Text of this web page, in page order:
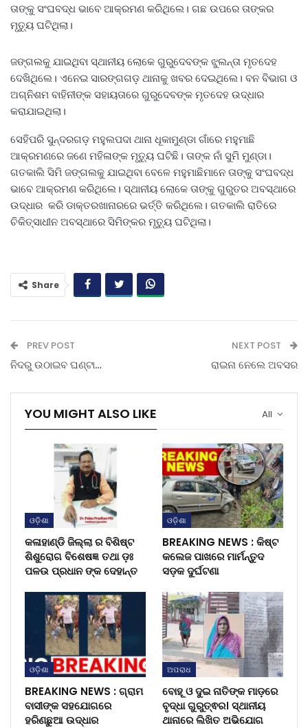
ତାଙ୍କୁ ସଂଘବଦ୍ଧ ଭାବେ ଆକ୍ରମଣ କରିଥିଲେ। ଗଛ ଉପରେ ତାଙ୍କର
ମୃତ୍ୟୁ ଘଟିଥିଲା।
ଜଙ୍ଗଲକୁ ଯାଇଥିବା ସ୍ଥାନୀୟ ଲୋକେ ଗୁରୁଦେବଙ୍କ ଝୁଲନ୍ତା ମୃତଦେହ
ଦେଖିଥିଲେ। ଏନେଇ ସାରଙ୍ଗଗଡ଼ ଥାନାକୁ ଖବର ଦେଇଥିଲେ। ବନ ବିଭାଗ ଓ
ଅଗ୍ନିଶମ ବାହିନୀଙ୍କ ସହାୟତାରେ ଗୁରୁଦେବଙ୍କ ମୃତଦେହ ଉଦ୍ଧାର
କରାଯାଇଥିଲା।
ସେହିପରି ସୁନ୍ଦରଗଡ଼ ମହୁଲପଦା ଥାନା ଧୂକାମୁଣ୍ଡା ଗାଁରେ ମହୁମାଛି
ଆକ୍ରମଣରେ ଜଣେ ମହିଳାଙ୍କ ମୃତ୍ୟୁ ଘଟିଛି। ତାଙ୍କ ନାଁ ସୁମି ମୁଣ୍ଡା।
ଗତକାଲି ସିମି ଜଙ୍ଗଲକୁ ଯାଇଥିବା ବେଳେ ମହୁମାଛିମାନେ ତାଙ୍କୁ ସଂଘବଦ୍ଧ
ଭାବେ ଆକ୍ରମଣ କରିଥିଲେ। ସ୍ଥାନୀୟ ଲୋକେ ତାଙ୍କୁ ଗୁରୁତର ଅବସ୍ଥାରେ
ଉଦ୍ଧାର କରି ଡାକ୍ତରଖାନାରରେ ଭର୍ତ୍ତି କରିଥିଲେ। ଗତକାଲି ରାତିରେ
ଚିକିତ୍ସାଧୀନ ଅବସ୍ଥାରେ ସିମିଙ୍କର ମୃତ୍ୟୁ ଘଟିଥିଲା।
Share
PREV POST
ନିଦରୁ ଉଠାଇବ ଘଣ୍ଟା…
NEXT POST
ରାଇନା ନେଲେ ଅବସର
All
YOU MIGHT ALSO LIKE
ଓଡ଼ିଶା
କଳାହାଣ୍ଡି ଜିଲ୍ଲା ର ବିଶିଷ୍ଟ
ଶିଶୁରୋଗ ବିଶେଷଜ୍ଞ ତଥା ଡ଼ଃ
ପଳଉ ପ୍ରଧାନ ଙ୍କ ଦେହାନ୍ତ
ଓଡ଼ିଶା
BREAKING NEWS : କିଷ୍ଟ
କଲେଜ ପାଖରେ ମାର୍ମନ୍ତୁଦ
ସଡ଼କ ଦୁର୍ଘଟଣା
ଓଡ଼ିଶା
BREAKING NEWS : ଗ୍ରାମ
ବାସୀଙ୍କ ସହଯୋଗରେ
ହରିଣଛୁଆ ଉଦ୍ଧାର
ଅପରାଧ
ବୋହୂ ଓ ଦୁଇ ନାତିଙ୍କ ମାଡ଼ରେ
ବୃଦ୍ଧା ଗୁରୁତ୍ଵର। ସ୍ଥାନୀୟ
ଥାନାରେ ଲିଖିତ ଅଭିଯୋଗ